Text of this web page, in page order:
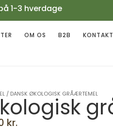
3 hverdage
OM OS B2B KONTAKT
/ DANSK ØKOLOGISK GRÅÆRTEMEL
kr.